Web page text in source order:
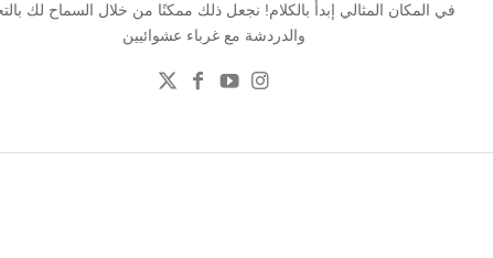
في المكان المثالي إبدأ بالكلام! نجعل ذلك ممكنًا من خلال السماح لك
والدردشة مع غرباء عشوائيين